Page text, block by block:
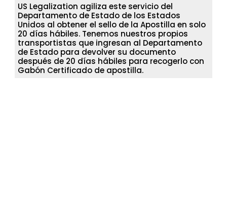
US Legalization agiliza este servicio del
Departamento de Estado de los Estados
Unidos al obtener el sello de la Apostilla en solo
20 días hábiles. Tenemos nuestros propios
transportistas que ingresan al Departamento
de Estado para devolver su documento
después de 20 días hábiles para recogerlo con
Gabón Certificado de apostilla.